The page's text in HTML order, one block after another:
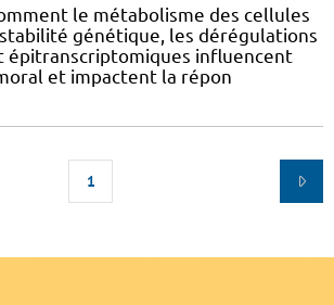
le métabolisme des cellules
génétique, les dérégulations
épitranscriptomiques influencent
et impactent la répon
1